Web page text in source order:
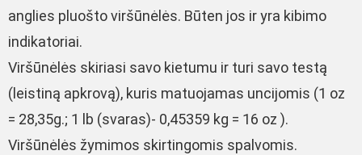
anglies pluošto viršūnėlės. Būten jos ir yra kibimo
indikatoriai.
Viršūnėlės skiriasi savo kietumu ir turi savo testą
(leistiną apkrovą), kuris matuojamas uncijomis (1 oz
= 28,35g.; 1 lb (svaras)- 0,45359 kg = 16 oz ).
Viršūnėlės žymimos skirtingomis spalvomis.